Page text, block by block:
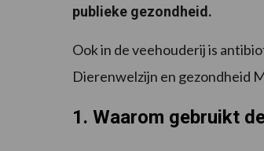
publieke gezondheid.
Ook in de veehouderij is
Dierenwelzijn en gezondheid
1. Waarom gebruikt